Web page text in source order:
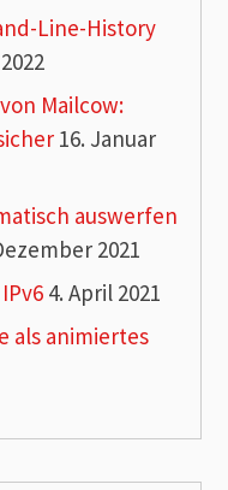
Line-History
Mailcow:
16. Januar
auswerfen
2021
4. April 2021
als animiertes